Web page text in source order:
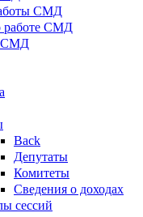
СМД
работе СМД
СМД
Back
Депутаты
Комитеты
Сведения о доходах
сессий